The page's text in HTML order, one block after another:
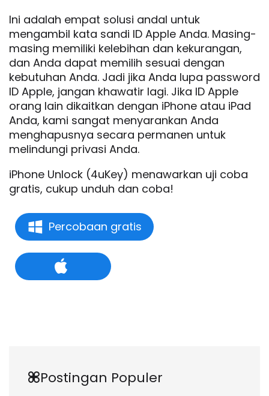
Ini adalah empat solusi andal untuk
mengambil kata sandi ID Apple Anda. Masing-
masing memiliki kelebihan dan kekurangan,
dan Anda dapat memilih sesuai dengan
kebutuhan Anda. Jadi jika Anda lupa password
ID Apple, jangan khawatir lagi. Jika ID Apple
orang lain dikaitkan dengan iPhone atau iPad
Anda, kami sangat menyarankan Anda
menghapusnya secara permanen untuk
melindungi privasi Anda.
iPhone Unlock (4uKey) menawarkan uji coba
gratis, cukup unduh dan coba!
Percobaan gratis
Postingan Populer